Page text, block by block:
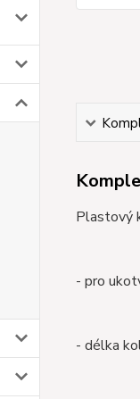
Plastový
- pro
- délka